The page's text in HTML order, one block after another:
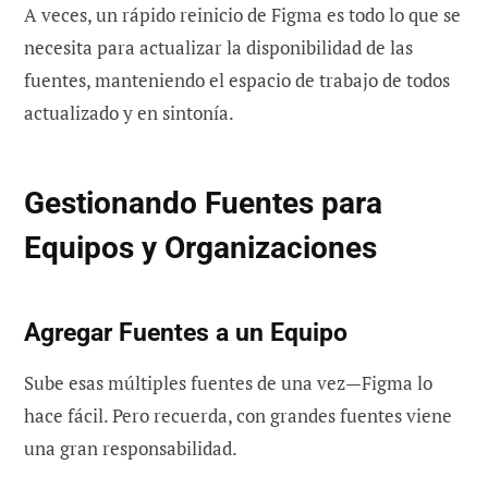
A veces, un rápido reinicio de Figma es todo lo que se
necesita para actualizar la disponibilidad de las
fuentes, manteniendo el espacio de trabajo de todos
actualizado y en sintonía.
Gestionando Fuentes para
Equipos y Organizaciones
Agregar Fuentes a un Equipo
Sube esas múltiples fuentes de una vez—Figma lo
hace fácil. Pero recuerda, con grandes fuentes viene
una gran responsabilidad.